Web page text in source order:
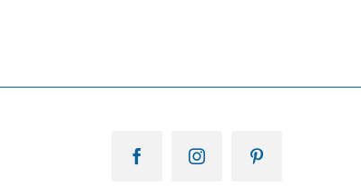
FacebookInstagramPinterest